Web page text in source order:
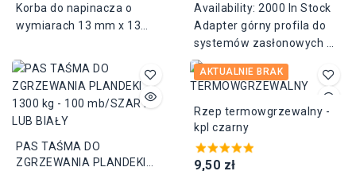
Korba do napinacza o
wymiarach 13 mm x 13
Availability: 2000 In Stock
Adapter górny profila do
systemów zasłonowych w
naczepach ciężarowych.
Nowy, wykonany z brązu,
PAS TAŚMA DO
ZGRZEWANIA PLANDEKI
AKTUALNIE BRAK
Rzep termowgrzewalny -
kpl czarny
9,50 zł